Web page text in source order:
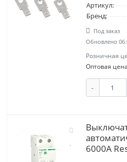
Артикул:
Бренд:
Под заказ
Обновлено
Розничная
Оптовая
-
6000A